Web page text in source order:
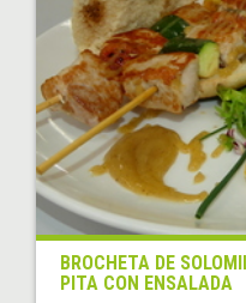
BROCHETA DE
PITA CON ENSALADA